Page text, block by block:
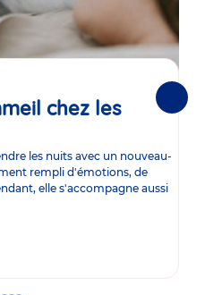
chez les
les nuits avec un nouveau-
rempli d'émotions, de
elle s'accompagne aussi